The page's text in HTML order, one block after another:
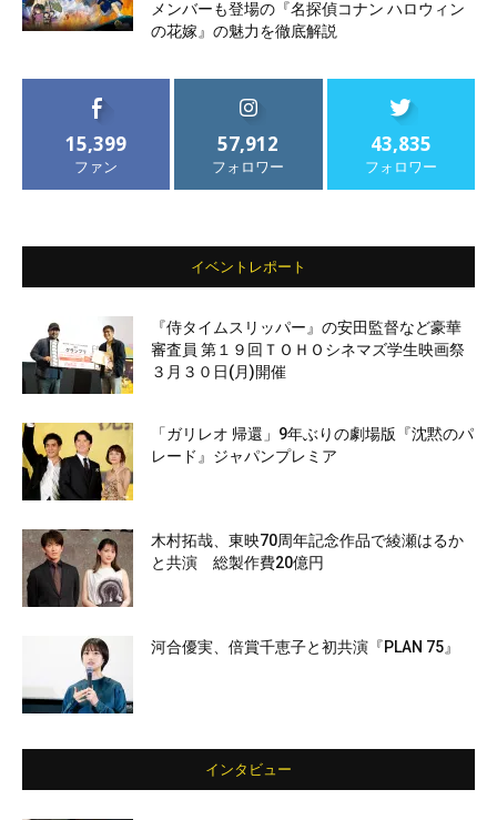
メンバーも登場の『名探偵コナン ハロウィン
の花嫁』の魅力を徹底解説
15,399
ファン
57,912
フォロワー
43,835
フォロワー
イベントレポート
『侍タイムスリッパー』の安田監督など豪華
審査員 第１９回ＴＯＨＯシネマズ学生映画祭
３月３０日(月)開催
「ガリレオ 帰還」9年ぶりの劇場版『沈黙のパ
レード』ジャパンプレミア
木村拓哉、東映70周年記念作品で綾瀬はるか
と共演 総製作費20億円
河合優実、倍賞千恵子と初共演『PLAN 75』
インタビュー